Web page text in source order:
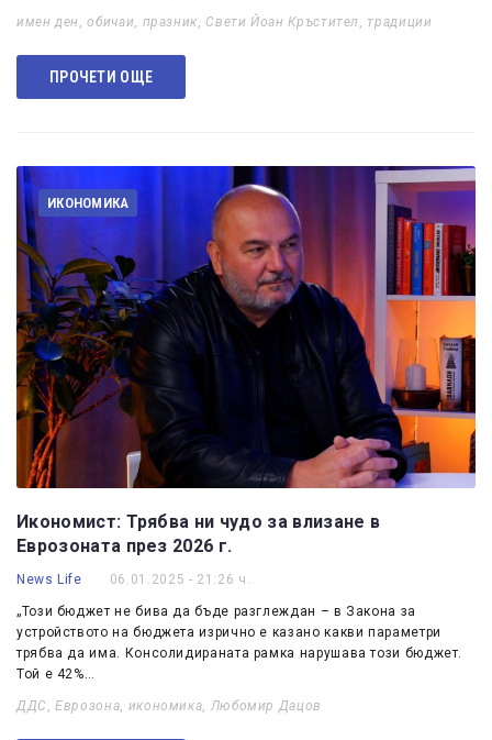
имен ден ,обичаи, празник, Свети Йоан Кръстител ,традиции
ПРОЧЕТИ ОЩЕ
ИКОНОМИКА
Икономист: Трябва ни чудо за влизане в
Еврозоната през 2026 г.
News Life 06.01.2025 - 21:26 ч.
„Този бюджет не бива да бъде разглеждан – в Закона за
устройството на бюджета изрично е казано какви параметри
трябва да има. Консолидираната рамка нарушава този бюджет.
Той е 42%…
ДДС,Еврозона, икономика, Любомир Дацов